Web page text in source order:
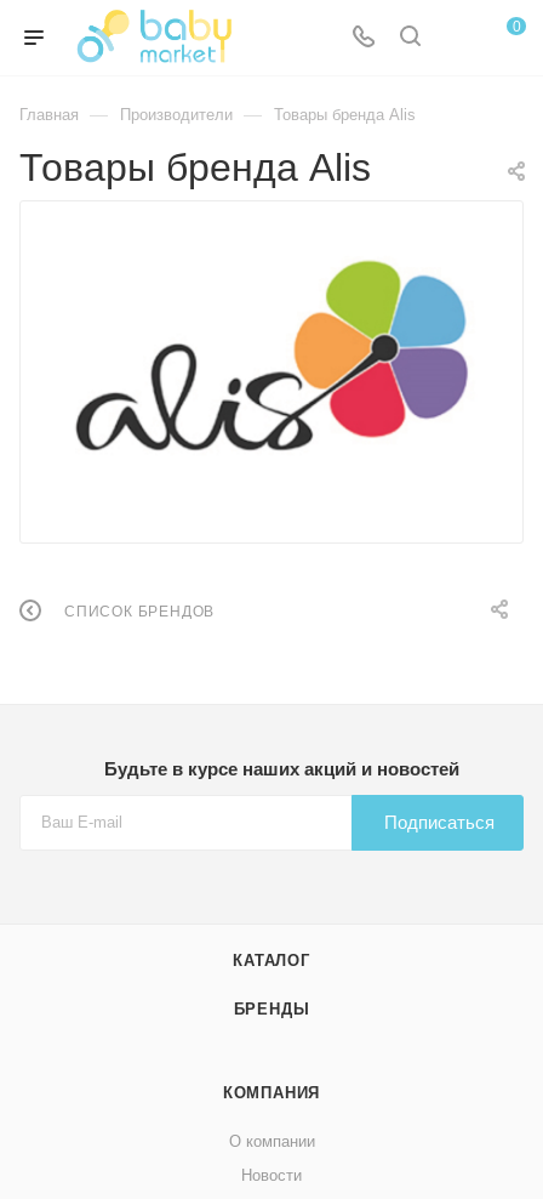
0
Главная — Производители — Товары бренда Alis
Товары бренда Alis
СПИСОК БРЕНДОВ
Будьте в курсе наших акций и новостей
Подписаться
КАТАЛОГ
БРЕНДЫ
КОМПАНИЯ
О компании
Новости